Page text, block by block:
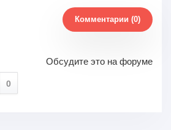
Комментарии (0)
Обсудите это на форуме
0